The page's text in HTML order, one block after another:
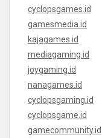
cyclopsgames.id
gamesmedia.id
kajagames.id
mediagaming.id
joygaming.id
nanagames.id
cyclopsgaming.id
cyclopsgame.id
gamecommunity.id